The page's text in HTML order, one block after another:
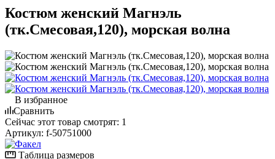
Костюм женский Магнэль
(тк.Смесовая,120), морская волна
В избранное
Сравнить
Сейчас этот товар смотрят: 1
Артикул: f-50751000
Таблица размеров